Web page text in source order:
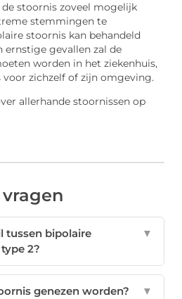
stoornis zoveel mogelijk
stemmingen te
stoornis kan behandeld
ernstige gevallen zal de
worden in het ziekenhuis,
zichzelf of zijn omgeving.
allerhande stoornissen op
tussen bipolaire
2?
▼
genezen worden? ▼